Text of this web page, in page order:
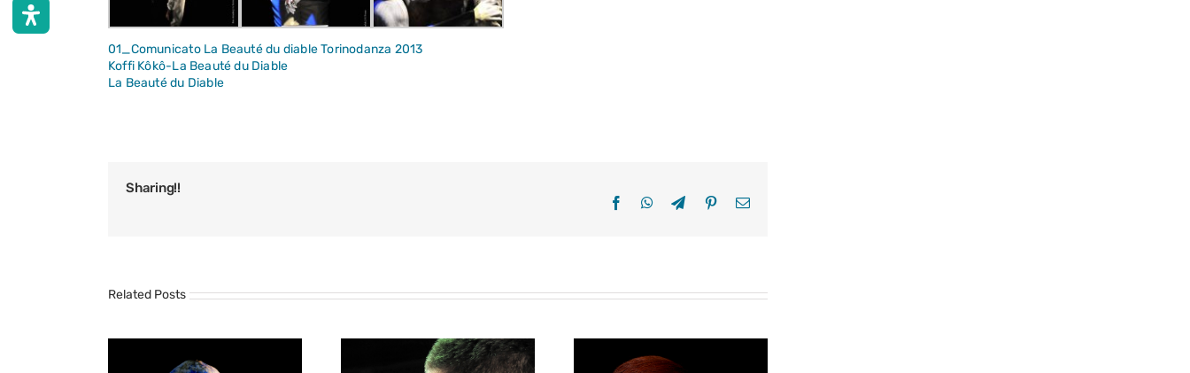
01_Comunicato La Beauté du diable Torinodanza 2013
Koffi Kôkô-La Beauté du Diable
La Beauté du Diable
Sharing!!
FacebookWhatsApp
TelegramPinterestEmail
Related Posts